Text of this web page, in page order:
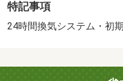
す。お風呂が好きな方に
ＬＤＫは生活にゆとりが
れているアパートとなっ
特記事項
24時間換気システム・初